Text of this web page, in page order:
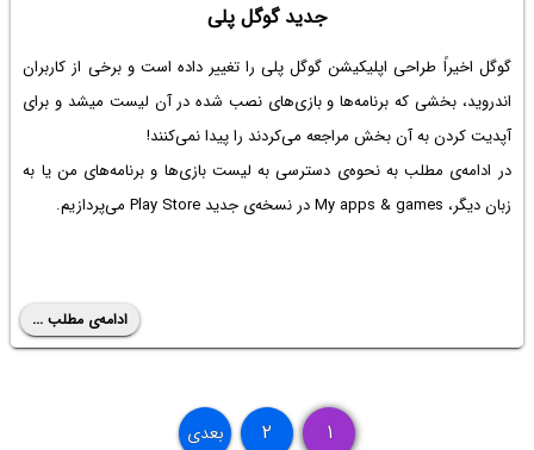
جدید گوگل پلی
گوگل اخیراً طراحی اپلیکیشن گوگل پلی را تغییر داده است و برخی از کاربران
اندروید، بخشی که برنامه‌ها و بازی‌های نصب شده در آن لیست میشد و برای
آپدیت کردن به آن بخش مراجعه می‌کردند را پیدا نمی‌کنند!
در ادامه‌ی مطلب به نحوه‌ی دسترسی به لیست بازی‌ها و برنامه‌های من یا به
زبان دیگر، My apps & games در نسخه‌ی جدید Play Store می‌پردازیم.
ادامه‌ی مطلب ...
۱ ۲ بعدی